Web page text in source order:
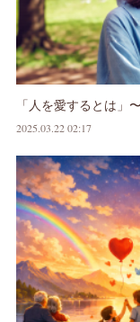
「人を愛するとは」
2025.03.22 02:17